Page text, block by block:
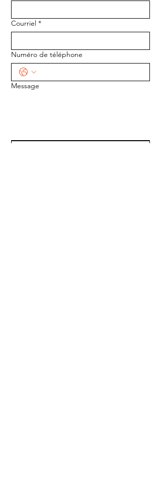
Courriel *
Numéro de téléphone
Message